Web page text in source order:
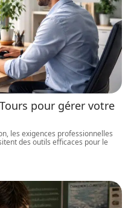
pour gérer votre
les exigences professionnelles
des outils efficaces pour le